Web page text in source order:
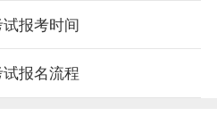
报考时间
报名流程